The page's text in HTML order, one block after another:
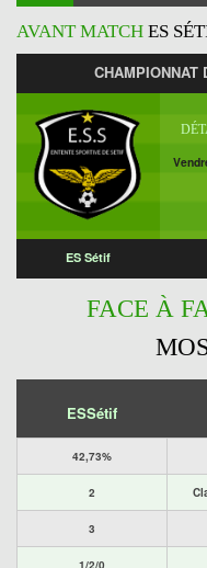
AVANT MATCH ES
CHAMPIONNAT
ES Sétif
FACE À
ESSétif
42,73%
2
3
1/2/0